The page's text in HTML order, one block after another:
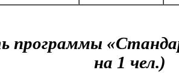
программы
на 1 чел.)